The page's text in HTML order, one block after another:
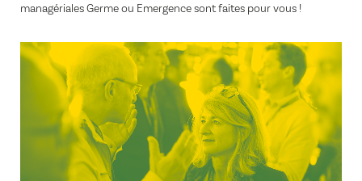
managériales Germe ou Emergence sont faites pour vous !